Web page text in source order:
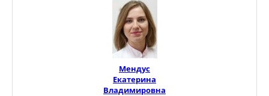
Мендус
Екатерина
Владимировна